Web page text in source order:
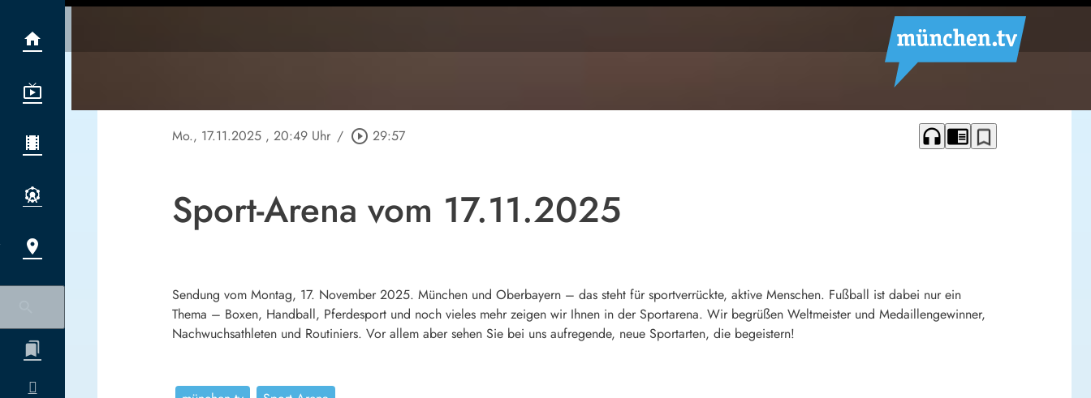
Mo., 17.11.2025 , 20:49 Uhr / play_circle_outline 29:57 headphones chrome_reader_mode bookmark_border
Sport-Arena vom 17.11.2025
Sendung vom Montag, 17. November 2025. München und Oberbayern – das steht für sportverrückte, aktive Menschen. Fußball ist dabei nur ein
Thema – Boxen, Handball, Pferdesport und noch vieles mehr zeigen wir Ihnen in der Sportarena. Wir begrüßen Weltmeister und Medaillengewinner,
Nachwuchsathleten und Routiniers. Vor allem aber sehen Sie bei uns aufregende, neue Sportarten, die begeistern!